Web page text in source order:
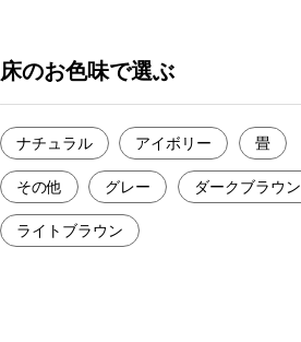
床のお色味で選ぶ
ナチュラル アイボリー 畳
その他 グレー ダークブラウン
ライトブラウン